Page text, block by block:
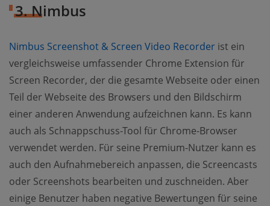
3. Nimbus
Nimbus Screenshot & Screen Video Recorder ist ein
vergleichsweise umfassender Chrome Extension für
Screen Recorder, der die gesamte Webseite oder einen
Teil der Webseite des Browsers und den Bildschirm
einer anderen Anwendung aufzeichnen kann. Es kann
auch als Schnappschuss-Tool für Chrome-Browser
verwendet werden. Für seine Premium-Nutzer kann es
auch den Aufnahmebereich anpassen, die Screencasts
oder Screenshots bearbeiten und zuschneiden. Aber
einige Benutzer haben negative Bewertungen für seine